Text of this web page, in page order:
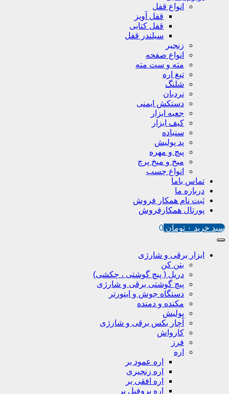
انواع قفل
قفل آویز
قفل کتابی
سیلندر قفل
زنجیر
انواع صفحه
مته و ست مته
تیغ اره
شلنگ
نردبان
دستکش ایمنی
جعبه ابزار
کیف ابزار
سنباده
پد پولیش
پیچ و مهره
میخ و میخ پرچ
انواع چسب
تماس باما
درباره ما
ثبت نام همکار فروش
پورتال همکارفروش
سبد خرید ۰ تومان 0
ابزار برقی و شارژی
بتن کن
دریل ( پیچ گوشتی ، چکشی)
پیچ گوشتی برقی و شارژی
دستگاه جوش و اینورتر
مکنده و دمنده
پولیش
آچار بکس برقی و شارژی
کارواش
فرز
اره
اره عمود بر
اره زنجیری
اره افقی بر
اره پروفیل پر